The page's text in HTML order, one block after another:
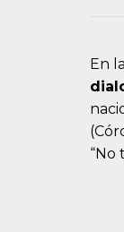
En
“No